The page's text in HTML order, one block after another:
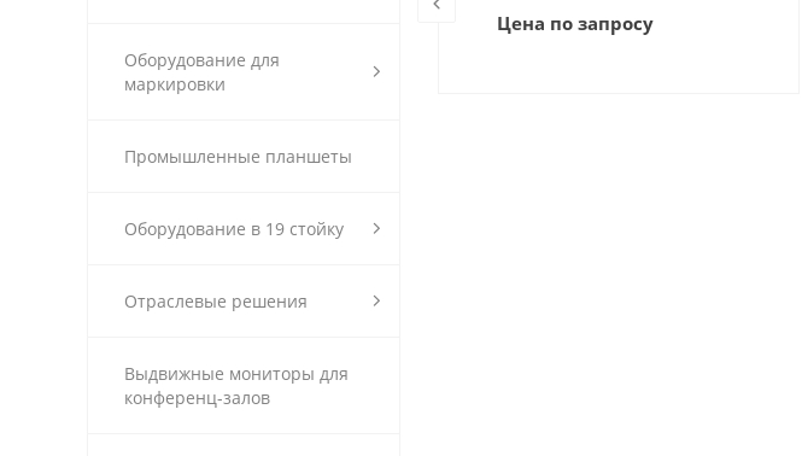
Оборудование для
маркировки
Промышленные планшеты
Оборудование в 19 стойку
Отраслевые решения
Выдвижные мониторы для
конференц-залов
Цена по запросу